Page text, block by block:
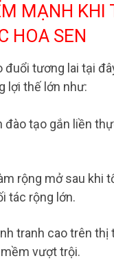
MẠNH KHI
HOA SEN
đuổi tương lai tại
lợi thế lớn như:
đào tạo gắn liền
rộng mở sau khi
tác rộng lớn.
tranh cao trên thị
vượt trội.